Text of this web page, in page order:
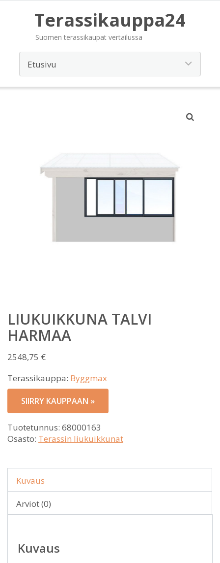
Terassikauppa24
Suomen terassikaupat vertailussa
LIUKUIKKUNA TALVI
HARMAA
2548,75 €
Terassikauppa: Byggmax
SIIRRY KAUPPAAN »
Tuotetunnus: 68000163
Osasto: Terassin liukuikkunat
Kuvaus
Arviot (0)
Kuvaus